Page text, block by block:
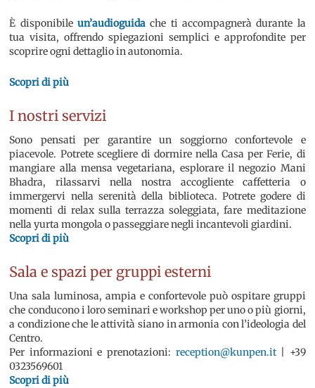
È disponibileun’audioguida che ti accompagnerà durante la
tua visita, offrendo spiegazioni semplici e approfondite per
scoprire ogni dettaglio in autonomia.
Scopri di più
I nostri servizi
Sono pensati per garantire un soggiorno confortevole e
piacevole. Potrete scegliere di dormire nella Casa per Ferie, di
mangiare alla mensa vegetariana, esplorare il negozio Mani
Bhadra, rilassarvi nella nostra accogliente caffetteria o
immergervi nella serenità della biblioteca. Potrete godere di
momenti di relax sulla terrazza soleggiata, fare meditazione
nella yurta mongola o passeggiare negli incantevoli giardini.
Scopri di più
Sala e spazi per gruppi esterni
Una sala luminosa, ampia e confortevole può ospitare gruppi
che conducono i loro seminari e workshop per uno o più giorni,
a condizione che le attività siano in armonia con l’ideologia del
Centro.
Per informazioni e prenotazioni: reception@kunpen.it| +39
0323569601
Scopri di più